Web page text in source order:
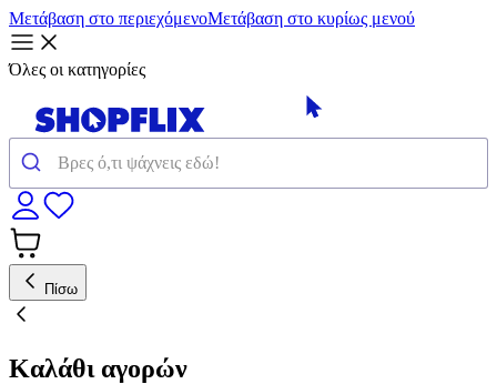
Μετάβαση στο περιεχόμενοΜετάβαση στο κυρίως μενού
Όλες οι κατηγορίες
Πίσω
Καλάθι αγορών